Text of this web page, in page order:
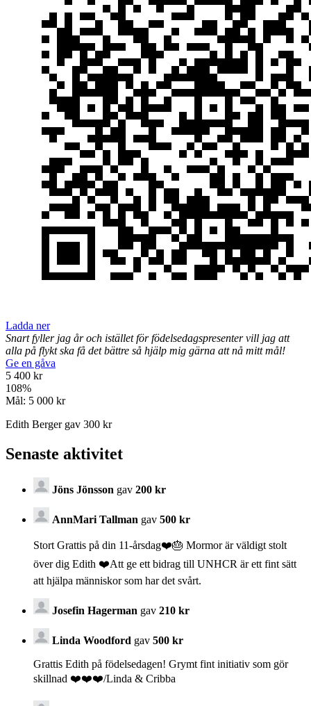
Ladda ner
Snart fyller jag år och istället för födelsedagspresenter vill jag att
alla på flykt ska få det bättre så hjälp mig gärna att nå mitt mål!
Ge en gåva
5 400 kr
108%
Mål: 5 000 kr
Edith Berger gav 300 kr
Senaste aktivitet
Jöns Jönsson gav 200 kr
AnnMari Tallman gav 500 kr
Stort Grattis på din 11-årsdag❤️🎂 Mormor är väldigt stolt
över dig Edith ❤️Att ge ett bidrag till UNHCR är ett fint sätt
att hjälpa människor som har det svårt.
Josefin Hagerman gav 210 kr
Linda Woodford gav 500 kr
Grattis Edith på födelsedagen! Grymt fint initiativ som gör
skillnad ❤️❤️❤️/Linda & Cribba